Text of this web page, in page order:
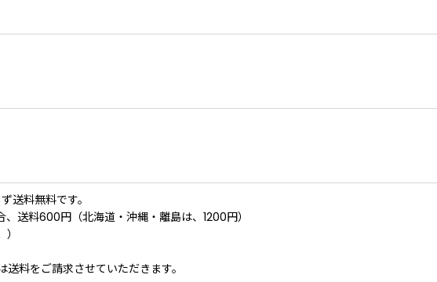
送料無料です。
送料600円（北海道・沖縄・離島は、1200円）
料をご請求させていただきます。